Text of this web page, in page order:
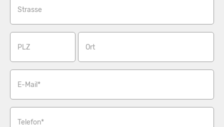
Strasse
PLZ Ort
E-Mail*
Telefon*